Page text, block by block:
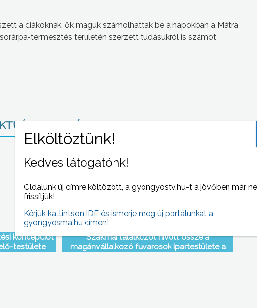
a diákoknak, ők maguk számolhattak be a napokban a Mátra
termesztés területén szerzett tudásukról is számot
NAPI HÍREI
koncepciót
testülete
Szakmai találkozót hívott össze a
magánvállalkozó fuvarosok ipartestülete a
Kedves látogatónk!
Oldalunk új címre költözött, a gyongyostv.hu-t a jövőben már
frissítjük!
Kérjük kattintson IDE és ismerje meg új portálunkat a
gyongyosma.hu címen!